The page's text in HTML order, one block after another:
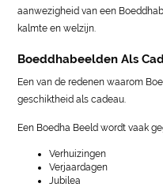
aanwezigheid van een
kalmte en welzijn.
Boeddhabeelden Als
Een van de redenen waarom
geschiktheid als cadeau.
Een Boedha Beeld wordt vaak
Verhuizingen
Verjaardagen
Jubilea